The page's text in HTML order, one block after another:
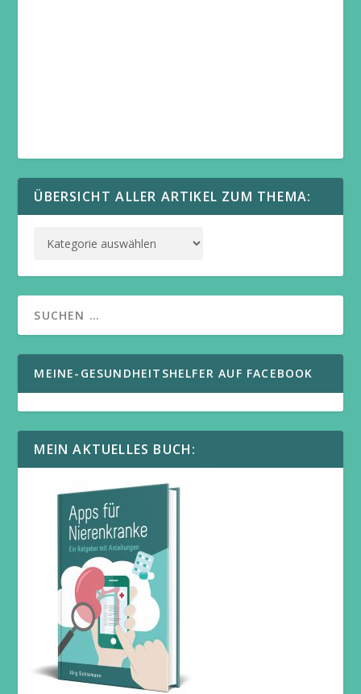
ÜBERSICHT ALLER ARTIKEL ZUM THEMA:
MEINE-GESUNDHEITSHELFER AUF FACEBOOK
MEIN AKTUELLES BUCH: